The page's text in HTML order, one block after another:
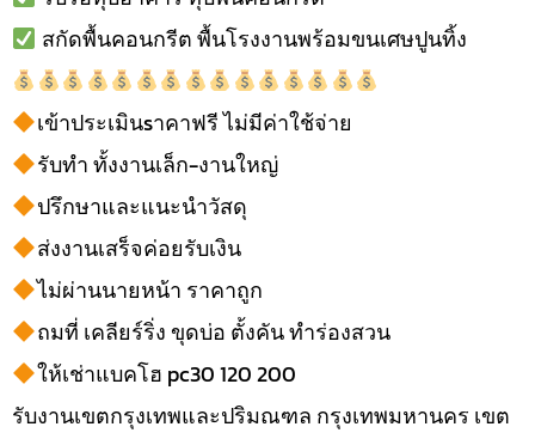
สกัดพื้นคอนกรีต พื้นโรงงานพร้อมขนเศษปูนทิ้ง
เข้าประเมินsาคาฟรี ไม่มีค่าใช้จ่าย
รับทำ ทั้งงานเล็ก-งานใหญ่
ปรึกษาและแนะนำวัสดุ
ส่งงานเสร็จค่อยรับเงิน
ไม่ผ่านนายหน้า ราคาถูก
ถมที่ เคลียร์ริ่ง ขุดบ่อ ตั้งคัน ทำร่องสวน
ให้เช่าแบคโฮ pc30 120 200
รับงานเขตกรุงเทพและปริมณฑล กรุงเทพมหานคร เขต